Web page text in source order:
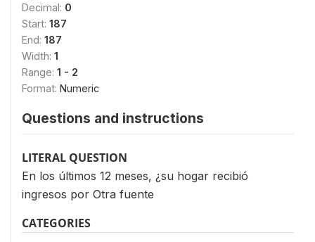
Decimal: 0
Start: 187
End: 187
Width: 1
Range: 1 - 2
Format: Numeric
Questions and instructions
LITERAL QUESTION
En los últimos 12 meses, ¿su hogar recibió
ingresos por Otra fuente
CATEGORIES